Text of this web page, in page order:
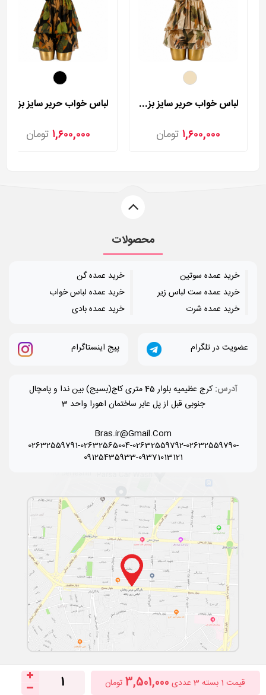
قیمت 1 بسته 3 عددی 3,501,000تومان 1
لباس خواب حریر سایز بزرگ لورنزا مدل 27981
۱,۶۰۰,۰۰۰ تومان ۱,۶۰۰,۰۰۰ تومان
محصولات
خرید عمده سوتین
خرید عمده ست لباس زیر
خرید عمده شرت
خرید عمده گن
خرید عمده لباس خواب
خرید عمده بادی
عضویت در تلگرام پیج اینستاگرام
آدرس:
کرج عظیمیه بلوار 45 متری کاج(بسیج) بین ندا و پامچال
جنوبی قبل از پل عابر ساختمان اهورا واحد 3
Bras.ir@Gmail.Com
02632559791-02632565004-02632559792-02632559790-
09125435933-09371013121